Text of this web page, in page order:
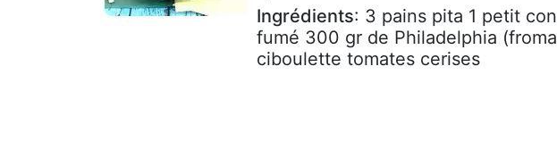
Ingrédients: 3 pains pita 1 petit
fumé 300 gr de Philadelphia
ciboulette tomates cerises